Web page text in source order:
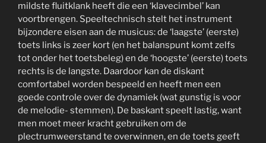
mildste fluitklank heeft die een ‘klavecimbel’ kan
voortbrengen. Speeltechnisch stelt het instrument
bijzondere eisen aan de musicus: de ‘laagste’ (eerste)
toets links is zeer kort (en het balanspunt komt zelfs
tot onder het toetsbeleg) en de ‘hoogste’ (eerste) toets
rechts is de langste. Daardoor kan de diskant
comfortabel worden bespeeld en heeft men een
goede controle over de dynamiek (wat gunstig is voor
de melodie- stemmen). De baskant speelt lastig, want
men moet meer kracht gebruiken om de
plectrumweerstand te overwinnen, en de toets geeft